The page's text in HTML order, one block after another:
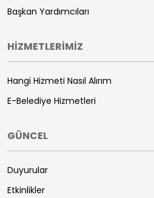
Başkan Yardımcıları
HİZMETLERİMİZ
Hangi Hizmeti Nasıl Alırım
E-Belediye Hizmetleri
GÜNCEL
Duyurular
Etkinlikler